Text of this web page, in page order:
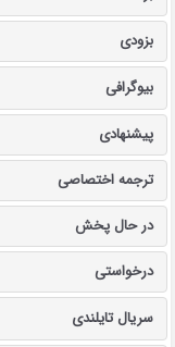
بزودی
بیوگرافی
پیشنهادی
ترجمه اختصاصی
در حال پخش
درخواستی
سریال تایلندی